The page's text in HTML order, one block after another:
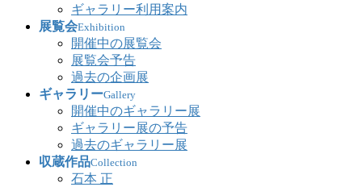
ギャラリー利用案内
展覧会Exhibition
開催中の展覧会
展覧会予告
過去の企画展
ギャラリーGallery
開催中のギャラリー展
ギャラリー展の予告
過去のギャラリー展
収蔵作品Collection
石本 正